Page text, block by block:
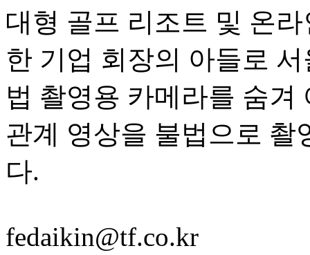
대형 골프 리조트 및 온
한 기업 회장의 아들로
법 촬영용 카메라를 숨겨
관계 영상을 불법으로 촬
다.
fedaikin@tf.co.kr